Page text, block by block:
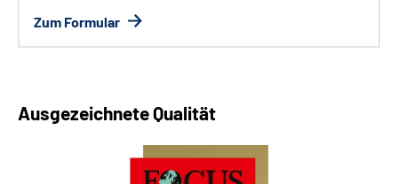
Zum Formular
Ausgezeichnete Qualität